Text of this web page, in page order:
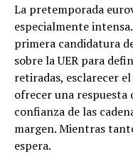
La pretemporada
especialmente
primera candidatura
sobre la UER para
retiradas, esclarecer
ofrecer una
confianza de las
margen. Mientras
espera.